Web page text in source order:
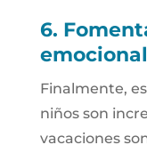
6.
emocional
Finalmente,
niños son
vacaciones